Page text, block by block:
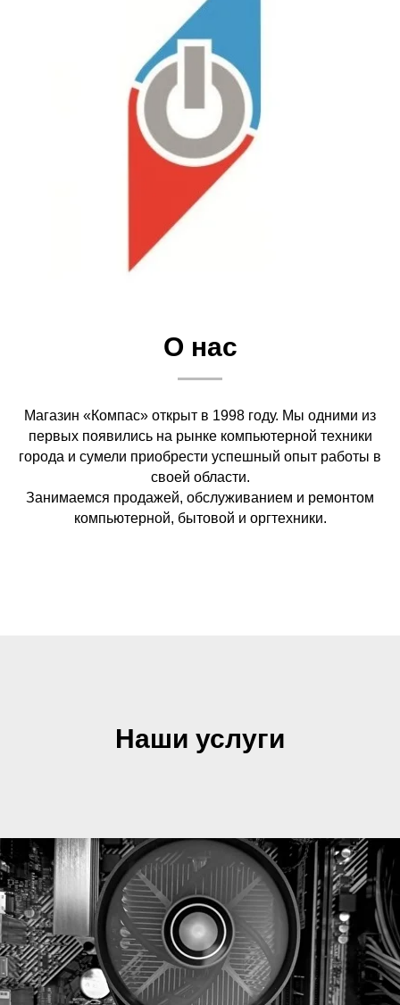
О нас
Магазин «Компас» открыт в 1998 году. Мы одними из
первых появились на рынке компьютерной техники
города и сумели приобрести успешный опыт работы в
своей области.
Занимаемся продажей, обслуживанием и ремонтом
компьютерной, бытовой и оргтехники.
Наши услуги